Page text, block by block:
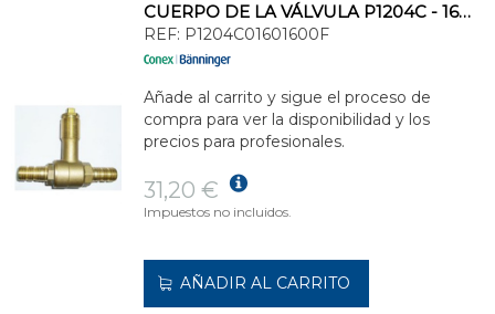
CUERPO DE LA VÁLVULA P1204C - 16MM
REF: P1204C01601600F
Añade al carrito y sigue el proceso de
compra para ver la disponibilidad y los
precios para profesionales.
31,20 €
Impuestos no incluidos.
AÑADIR AL CARRITO